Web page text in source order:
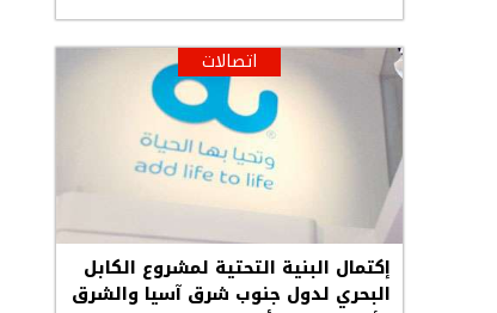
اتصالات
إكتمال البنية التحتية لمشروع الكابل
البحري لدول جنوب شرق آسيا والشرق